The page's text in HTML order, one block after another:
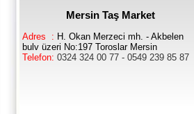
Mersin Taş Market
Adres : H. Okan Merzeci mh. - Akbelen
bulv üzeri No:197 Toroslar Mersin
Telefon: 0324 324 00 77 - 0549 239 85 87